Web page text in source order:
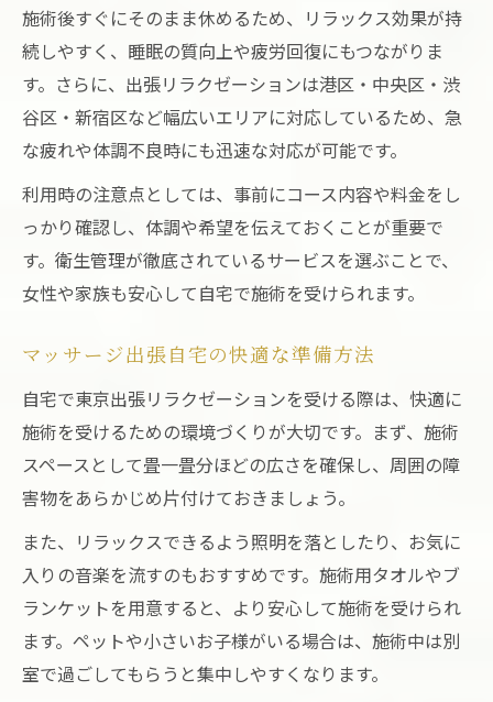
東京出張リラクゼーションが幅広い層に支
持される背景
マッサージ出張自宅サービスの安心感とは
東京で人気の出張リラクゼーション活用法
東京出張リラクゼーションを賢く使う方法
マッサージ出張料金の比較と選び方のコツ
出張リラクゼーション東京のおすすめ活用
シーン
ション
自宅やホテルでの東京出張リラクゼーショ
ン体験談
疲れ解消なら東京出張リラクゼーションに注目
東京出張リラクゼーションの施術で疲れを
癒す
マッサージ出張自宅で心身の疲れをリセッ
ト
東京出張リラクゼーションで睡眠の質を高
める
施術後すぐにそのまま休めるため、リラックス効果が持
続しやすく、睡眠の質向上や疲労回復にもつながりま
す。さらに、出張リラクゼーションは港区・中央区・渋
谷区・新宿区など幅広いエリアに対応しているため、急
な疲れや体調不良時にも迅速な対応が可能です。
利用時の注意点としては、事前にコース内容や料金をし
っかり確認し、体調や希望を伝えておくことが重要で
す。衛生管理が徹底されているサービスを選ぶことで、
女性や家族も安心して自宅で施術を受けられます。
マッサージ出張自宅の快適な準備方法
自宅で東京出張リラクゼーションを受ける際は、快適に
施術を受けるための環境づくりが大切です。まず、施術
スペースとして畳一畳分ほどの広さを確保し、周囲の障
害物をあらかじめ片付けておきましょう。
また、リラックスできるよう照明を落としたり、お気に
入りの音楽を流すのもおすすめです。施術用タオルやブ
ランケットを用意すると、より安心して施術を受けられ
ます。ペットや小さいお子様がいる場合は、施術中は別
室で過ごしてもらうと集中しやすくなります。